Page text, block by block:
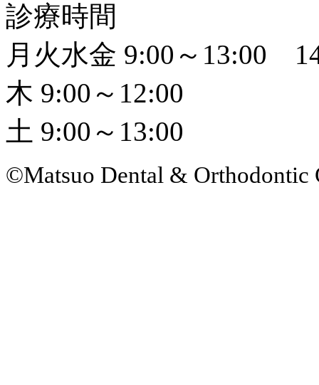
診療時間
月火水金 9:00～13:00
木 9:00～12:00
土 9:00～13:00
©Matsuo Dental & Orthodontic